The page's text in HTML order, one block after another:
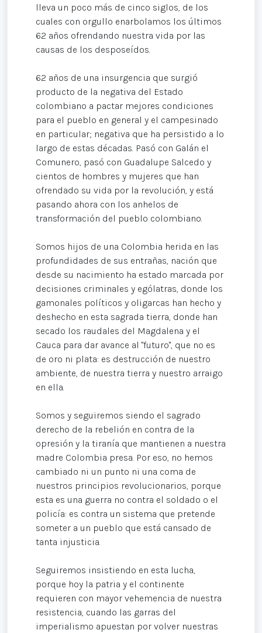
lleva un poco más de cinco siglos, de los
cuales con orgullo enarbolamos los últimos
62 años ofrendando nuestra vida por las
causas de los desposeídos.
62 años de una insurgencia que surgió
producto de la negativa del Estado
colombiano a pactar mejores condiciones
para el pueblo en general y el campesinado
en particular; negativa que ha persistido a lo
largo de estas décadas. Pasó con Galán el
Comunero, pasó con Guadalupe Salcedo y
cientos de hombres y mujeres que han
ofrendado su vida por la revolución, y está
pasando ahora con los anhelos de
transformación del pueblo colombiano.
Somos hijos de una Colombia herida en las
profundidades de sus entrañas, nación que
desde su nacimiento ha estado marcada por
decisiones criminales y ególatras, donde los
gamonales políticos y oligarcas han hecho y
deshecho en esta sagrada tierra, donde han
secado los raudales del Magdalena y el
Cauca para dar avance al "futuro", que no es
de oro ni plata: es destrucción de nuestro
ambiente, de nuestra tierra y nuestro arraigo
en ella.
Somos y seguiremos siendo el sagrado
derecho de la rebelión en contra de la
opresión y la tiranía que mantienen a nuestra
madre Colombia presa. Por eso, no hemos
cambiado ni un punto ni una coma de
nuestros principios revolucionarios, porque
esta es una guerra no contra el soldado o el
policía: es contra un sistema que pretende
someter a un pueblo que está cansado de
tanta injusticia.
Seguiremos insistiendo en esta lucha,
porque hoy la patria y el continente
requieren con mayor vehemencia de nuestra
resistencia, cuando las garras del
imperialismo apuestan por volver nuestras